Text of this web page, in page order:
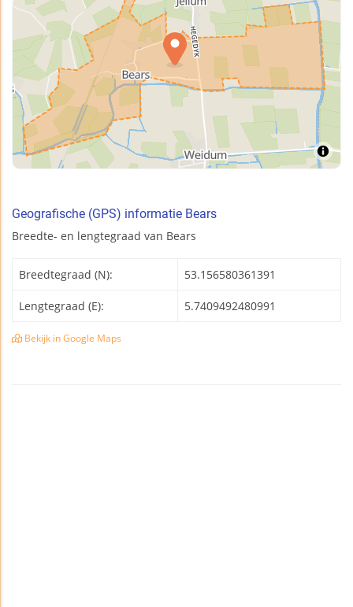
Geografische (GPS) informatie Bears
Breedte- en lengtegraad van Bears
Breedtegraad (N): 53.156580361391
Lengtegraad (E): 5.7409492480991
Bekijk in Google Maps